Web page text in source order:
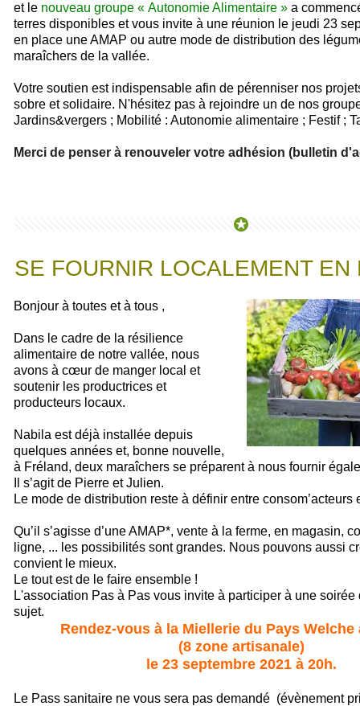
et le nouveau groupe « Autonomie Alimentaire » a
terres disponibles et vous invite à une réunion le jeudi 23
en place une AMAP ou autre mode de distribution des
maraîchers de la vallée.
Votre soutien est indispensable afin de pérenniser nos
sobre et solidaire. N'hésitez pas à rejoindre un de nos
Jardins&vergers ; Mobilité : Autonomie alimentaire ; Festif ;
Merci de penser à renouveler votre adhésion (bulletin
SE FOURNIR LOCALEMENT EN
Bonjour à toutes et à tous ,
Dans le cadre de la résilience
alimentaire de notre vallée, nous
avons à cœur de manger local et
soutenir les productrices et
producteurs locaux.
Nabila est déjà installée depuis
quelques années et, bonne nouvelle,
à Fréland, deux maraîchers se préparent à nous fournir
Il s’agit de Pierre et Julien.
Le mode de distribution reste à définir entre consom’acteurs
Qu’il s’agisse d’une AMAP*, vente à la ferme, en magasin,
ligne, ... les possibilités sont grandes. Nous pouvons aussi
convient le mieux.
Le tout est de le faire ensemble !
L'association Pas à Pas vous invite à participer à une soirée
sujet.
Rendez-vous à la Miellerie du Pays Welche
(8 zone artisanale)
le 23 septembre 2021 à 20h.
Le Pass sanitaire ne vous sera pas demandé (évènement